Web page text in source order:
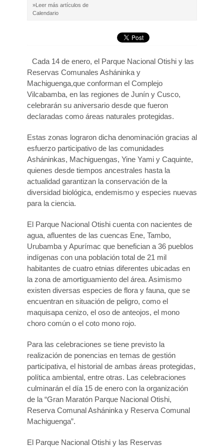
»Leer más artículos de
Calendario
Cada 14 de enero, el Parque Nacional Otishi y las
Reservas Comunales Asháninka y
Machiguenga,que conforman el Complejo
Vilcabamba, en las regiones de Junín y Cusco,
celebrarán su aniversario desde que fueron
declaradas como áreas naturales protegidas.
Estas zonas lograron dicha denominación gracias al
esfuerzo participativo de las comunidades
Asháninkas, Machiguengas, Yine Yami y Caquinte,
quienes desde tiempos ancestrales hasta la
actualidad garantizan la conservación de la
diversidad biológica, endemismo y especies nuevas
para la ciencia.
El Parque Nacional Otishi cuenta con nacientes de
agua, afluentes de las cuencas Ene, Tambo,
Urubamba y Apurímac que benefician a 36 pueblos
indígenas con una población total de 21 mil
habitantes de cuatro etnias diferentes ubicadas en
la zona de amortiguamiento del área. Asimismo
existen diversas especies de flora y fauna, que se
encuentran en situación de peligro, como el
maquisapa cenizo, el oso de anteojos, el mono
choro común o el coto mono rojo.
Para las celebraciones se tiene previsto la
realización de ponencias en temas de gestión
participativa, el historial de ambas áreas protegidas,
política ambiental, entre otras. Las celebraciones
culminarán el día 15 de enero con la organización
de la “Gran Maratón Parque Nacional Otishi,
Reserva Comunal Asháninka y Reserva Comunal
Machiguenga”.
El Parque Nacional Otishi y las Reservas